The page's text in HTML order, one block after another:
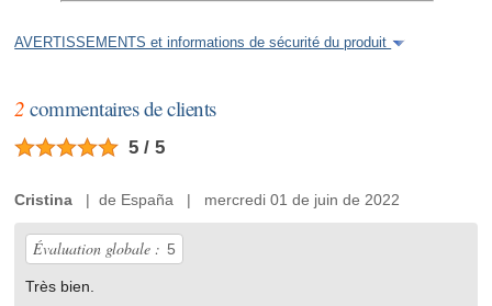
AVERTISSEMENTS et informations de sécurité du produit
2 commentaires de clients
5 / 5
Cristina | de España | mercredi 01 de juin de 2022
Évaluation globale : 5
Très bien.